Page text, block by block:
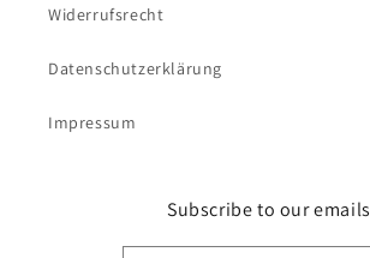
Widerrufsrecht
Datenschutzerklärung
Impressum
Subscribe to our emails